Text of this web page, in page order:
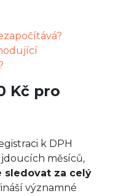
Kč pro
k DPH
jdoucích měsíců,
sledovat za celý
významné